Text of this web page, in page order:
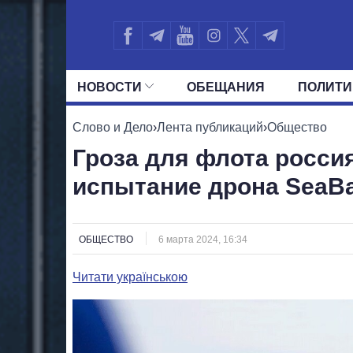
НОВОСТИ ОБЕЩАНИЯ
ВСЕ ПОЛИТИКИ ПРЕЗИДЕНТ И
Слово и Дело›Лента публикаций›Общество
Гроза для флота
испытание дрона
ОБЩЕСТВО 6 марта 2024, 16:34
Читати українською